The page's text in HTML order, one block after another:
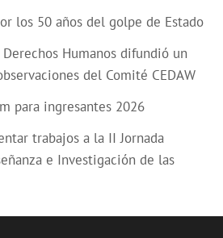
los 50 años del golpe de Estado
Humanos difundió un
del Comité CEDAW
para ingresantes 2026
trabajos a la II Jornada
e Investigación de las